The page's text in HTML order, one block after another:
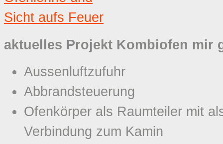
aktuelles Projekt Kombiofen mir
Aussenluftzufuhr
Abbrandsteuerung
Ofenkörper als Raumteiler mit
Verbindung zum Kamin